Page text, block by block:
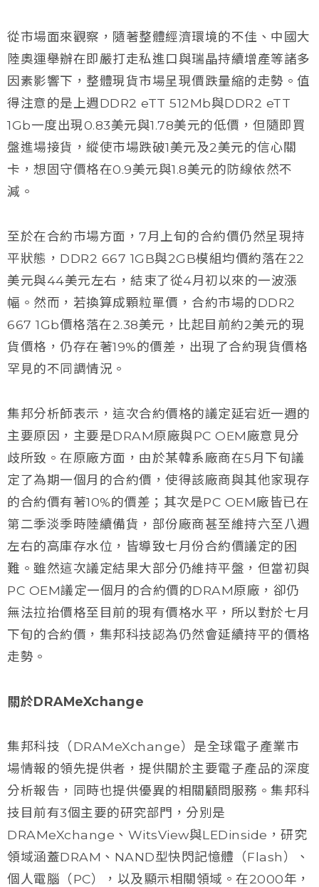
從市場面來觀察，隨著整體經濟環境的不佳、中國大
陸奧運舉辦在即嚴打走私進口與瑞晶持續增產等諸多
因素影響下，整體現貨市場呈現價跌量縮的走勢。值
得注意的是上週DDR2 eTT 512Mb與DDR2 eTT
1Gb一度出現0.83美元與1.78美元的低價，但隨即買
盤進場接貨，縱使市場跌破1美元及2美元的信心關
卡，想固守價格在0.9美元與1.8美元的防線依然不
減。
至於在合約市場方面，7月上旬的合約價仍然呈現持
平狀態，DDR2 667 1GB與2GB模組均價約落在22
美元與44美元左右，結束了從4月初以來的一波漲
幅。然而，若換算成顆粒單價，合約市場的DDR2
667 1Gb價格落在2.38美元，比起目前約2美元的現
貨價格，仍存在著19%的價差，出現了合約現貨價格
罕見的不同調情況。
集邦分析師表示，這次合約價格的議定延宕近一週的
主要原因，主要是DRAM原廠與PC OEM廠意見分
歧所致。在原廠方面，由於某韓系廠商在5月下旬議
定了為期一個月的合約價，使得該廠商與其他家現存
的合約價有著10%的價差；其次是PC OEM廠皆已在
第二季淡季時陸續備貨，部份廠商甚至維持六至八週
左右的高庫存水位，皆導致七月份合約價議定的困
難。雖然這次議定結果大部分仍維持平盤，但當初與
PC OEM議定一個月的合約價的DRAM原廠，卻仍
無法拉抬價格至目前的現有價格水平，所以對於七月
下旬的合約價，集邦科技認為仍然會延續持平的價格
走勢。
關於DRAMeXchange
集邦科技（DRAMeXchange）是全球電子產業市
場情報的領先提供者，提供關於主要電子產品的深度
分析報告，同時也提供優異的相關顧問服務。集邦科
技目前有3個主要的研究部門，分別是
DRAMeXchange、WitsView與LEDinside，研究
領域涵蓋DRAM、NAND型快閃記憶體（Flash）、
個人電腦（PC），以及顯示相關領域。在2000年，